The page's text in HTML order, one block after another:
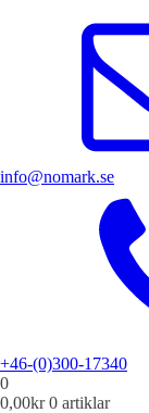
info@nomark.se
+46-(0)300-17340
0
0,00kr 0 artiklar